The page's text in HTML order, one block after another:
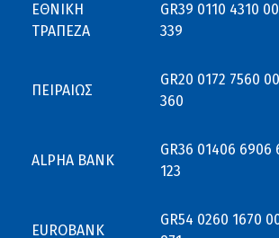
ΕΘΝΙΚΗ
ΤΡΑΠΕΖΑ
GR39 0110 4310
339
ΠΕΙΡΑΙΩΣ
GR20 0172 7560
360
ALPHA BANK
GR36 01406 6906
123
EUROBANK
GR54 0260 1670